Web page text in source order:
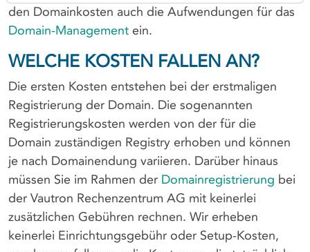
den Domainkosten auch die Aufwendungen für das
Domain-Management ein.
WELCHE KOSTEN FALLEN AN?
Die ersten Kosten entstehen bei der erstmaligen
Registrierung der Domain. Die sogenannten
Registrierungskosten werden von der für die
Domain zuständigen Registry erhoben und können
je nach Domainendung variieren. Darüber hinaus
müssen Sie im Rahmen der Domainregistrierung bei
der Vautron Rechenzentrum AG mit keinerlei
zusätzlichen Gebühren rechnen. Wir erheben
keinerlei Einrichtungsgebühr oder Setup-Kosten,